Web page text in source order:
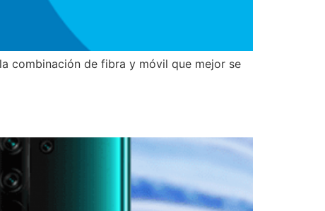
combinación de fibra y móvil que mejor se